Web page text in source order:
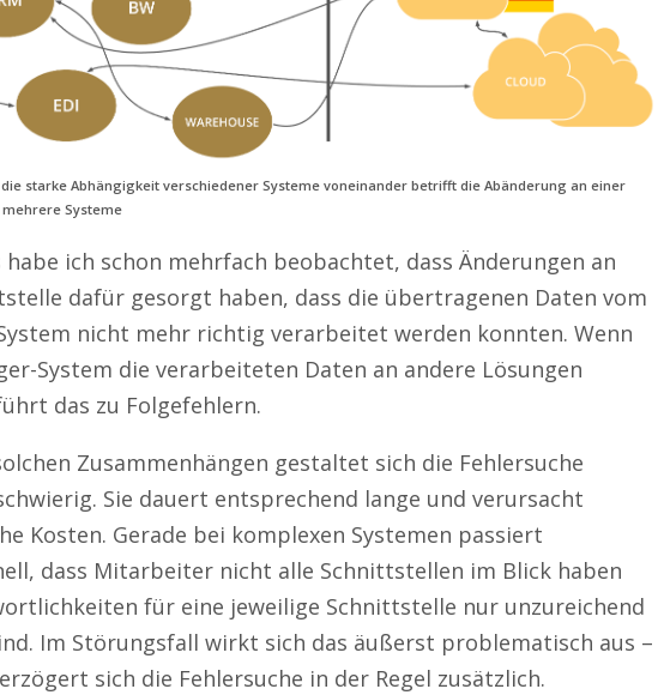
starke Abhängigkeit verschiedener Systeme voneinander betrifft die Abänderung an einer
Systeme
habe ich schon mehrfach beobachtet, dass Änderungen an
dafür gesorgt haben, dass die übertragenen Daten vom
nicht mehr richtig verarbeitet werden konnten. Wenn
System die verarbeiteten Daten an andere Lösungen
das zu Folgefehlern.
Zusammenhängen gestaltet sich die Fehlersuche
Sie dauert entsprechend lange und verursacht
Kosten. Gerade bei komplexen Systemen passiert
dass Mitarbeiter nicht alle Schnittstellen im Blick haben
für eine jeweilige Schnittstelle nur unzureichend
Im Störungsfall wirkt sich das äußerst problematisch aus –
sich die Fehlersuche in der Regel zusätzlich.
Maier
software.de